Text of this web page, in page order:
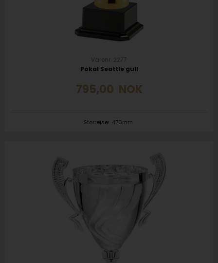
Varenr. 2277
Pokal Seattle gull
795,00 NOK
Størrelse: 470mm